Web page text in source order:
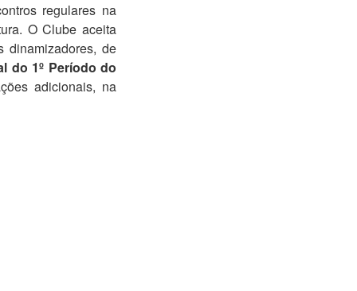
regulares na
O Clube aceita
dinamizadores, de
do 1º Período do
adicionais, na